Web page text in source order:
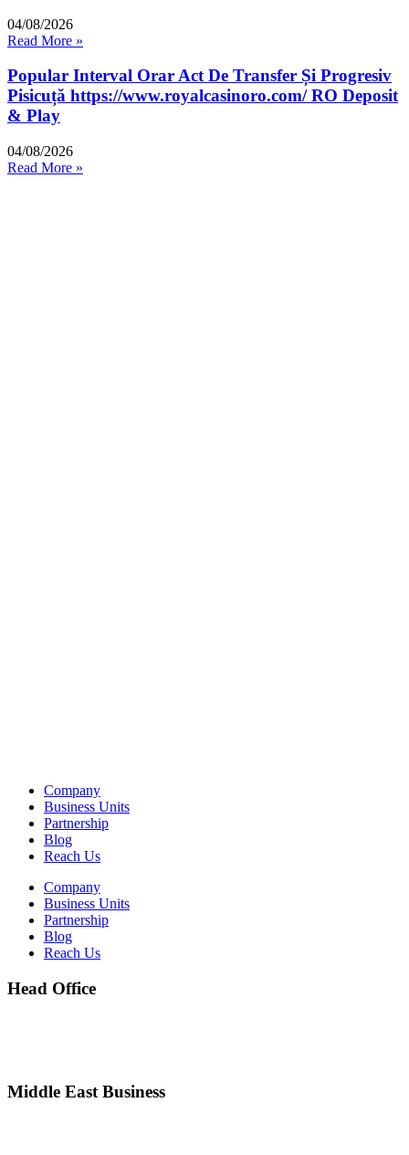
04/08/2026
Read More »
Popular Interval Orar Act De Transfer Și Progresiv
Pisicuță https://www.royalcasinoro.com/ RO Deposit
& Play
04/08/2026
Read More »
Company
Business Units
Partnership
Blog
Reach Us
Company
Business Units
Partnership
Blog
Reach Us
Head Office
Middle East Business